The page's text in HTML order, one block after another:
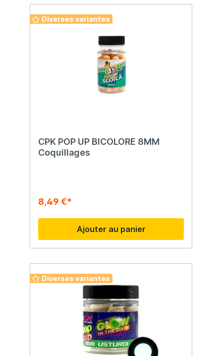
Diverses variantes
CPK POP UP BICOLORE 8MM
Coquillages
8,49 €*
Ajouter au panier
Diverses variantes